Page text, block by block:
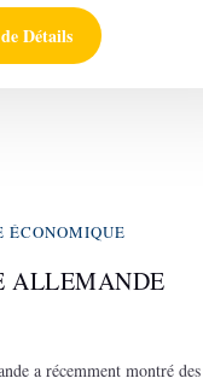
Détails
ÉCONOMIQUE
ALLEMANDE
a récemment montré